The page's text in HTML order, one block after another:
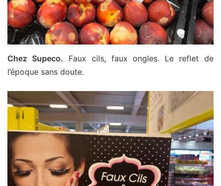
Chez Supeco. Faux cils, faux ongles. Le reflet de
l’époque sans doute.